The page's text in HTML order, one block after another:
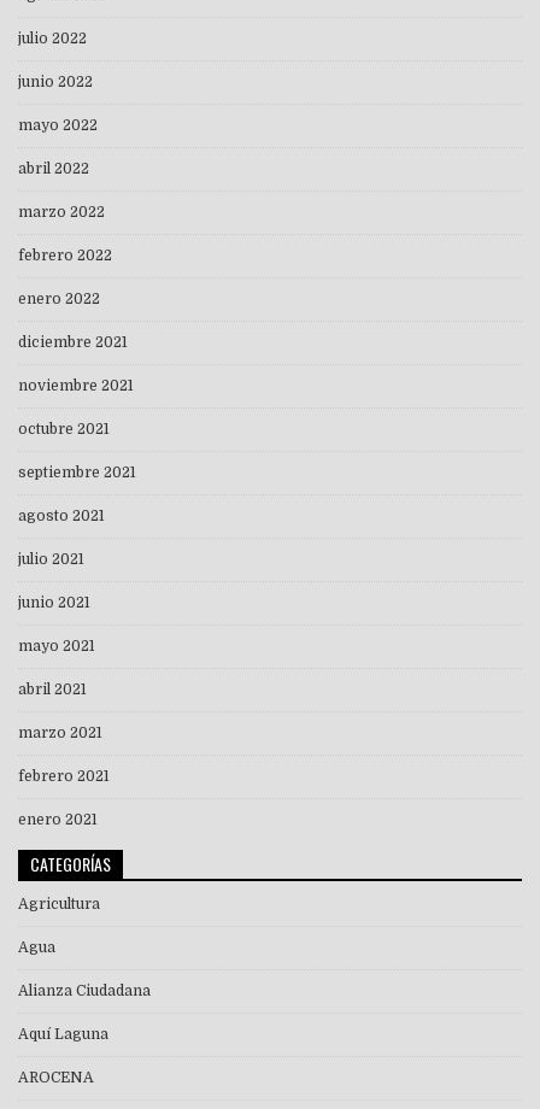
julio 2022
junio 2022
mayo 2022
abril 2022
marzo 2022
febrero 2022
enero 2022
diciembre 2021
noviembre 2021
octubre 2021
septiembre 2021
agosto 2021
julio 2021
junio 2021
mayo 2021
abril 2021
marzo 2021
febrero 2021
enero 2021
CATEGORÍAS
Agricultura
Agua
Alianza Ciudadana
Aquí Laguna
AROCENA